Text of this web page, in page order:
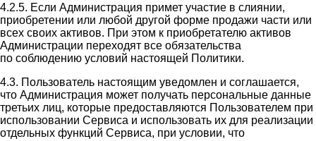
4.2.5. Если Администрация примет участие в слиянии,
приобретении или любой другой форме продажи части или
всех своих активов. При этом к приобретателю активов
Администрации переходят все обязательства
по соблюдению условий настоящей Политики.
4.3. Пользователь настоящим уведомлен и соглашается,
что Администрация может получать персональные данные
третьих лиц, которые предоставляются Пользователем при
использовании Сервиса и использовать их для реализации
отдельных функций Сервиса, при условии, что